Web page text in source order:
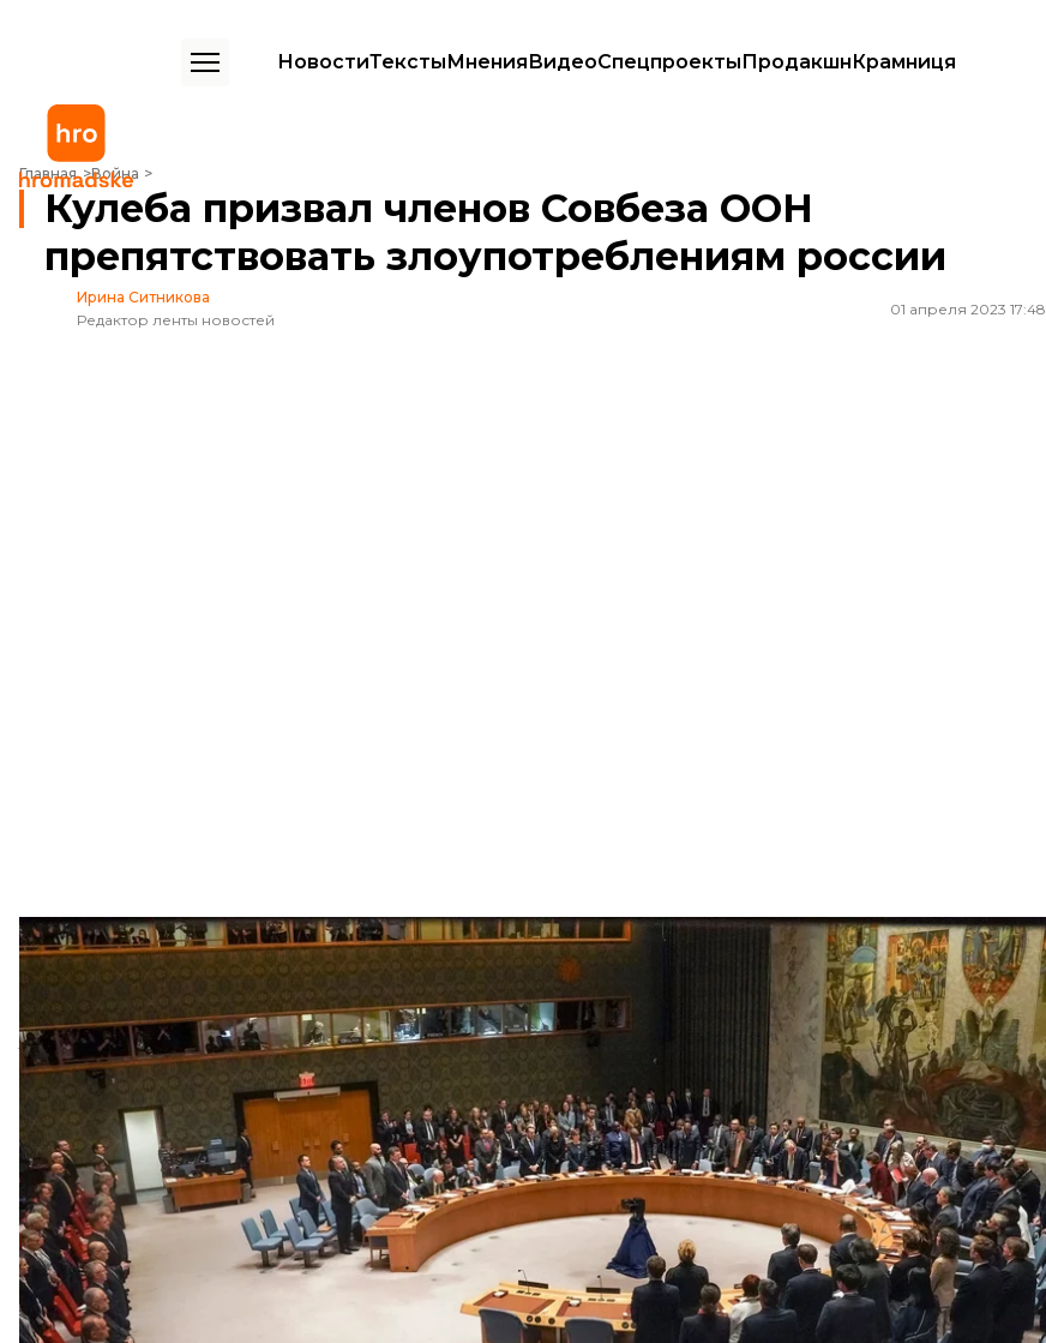
НовостиТекстыМненияВидеоСпецпроектыПродакшнКрамниця
Главная Война
Кулеба призвал членов Совбеза ООН препятствовать злоупотреблениям россии
Кулеба призвал членов Совбеза ООН
препятствовать злоупотреблениям россии
Ирина Ситникова
Редактор ленты новостей
01 апреля 2023 17:48
Члены Совета Безопасности ООН почтили минутой молчания погибших украинцев по просьбе министра иностранных дел Украины
Дмитрия Кулебы после его обращения к Совету, 24 февраля 2023 года, штаб-квартира ООН
AP Photo / Bebeto Matthews
Министр иностранных дел Украины Дмитрий Кулеба призвал членов Совбеза ООН препятствовать
любым попыткам россии злоупотреблять своим президентством. Уже с 1 апреля россия на месяц
начнет главенствовать в Совбезе.
Об этом он
написал
в Twitter.
«Главенство россии в Совбезе ООН — это пощечина для международного сообщества. Я призываю
нынешних членов СБ ООН препятствовать любым попыткам россии злоупотреблять своим
президентством. Также напомню, что россия вне закона в СБ ООН», — отметил министр.
Так, еще в декабре 2022 года МИД Украины
подчеркнул, что вопрос статуса государства-члена ООН
и постоянного члена в Совбезе, которым пользуется россия, с точки зрения международного права
остается неурегулированным. Дело в том, что россия никогда не проходила правомерной
процедуры обретения членства и просто занимает место СССР в Совете Безопасности ООН. Как
отмечает Украина, незаконно.